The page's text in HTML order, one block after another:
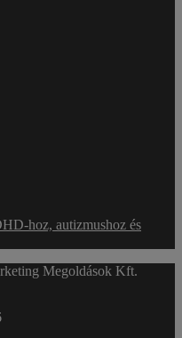
hoz, autizmushoz és
Megoldások Kft.